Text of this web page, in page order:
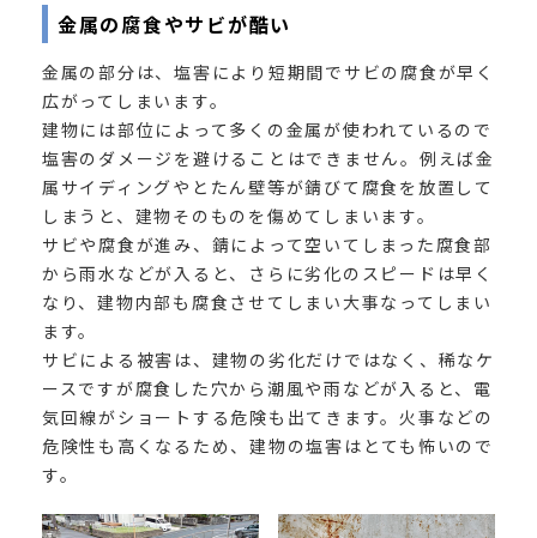
金属の腐食やサビが酷い
金属の部分は、塩害により短期間でサビの腐食が早く
広がってしまいます。
建物には部位によって多くの金属が使われているので
塩害のダメージを避けることはできません。例えば金
属サイディングやとたん壁等が錆びて腐食を放置して
しまうと、建物そのものを傷めてしまいます。
サビや腐食が進み、錆によって空いてしまった腐食部
から雨水などが入ると、さらに劣化のスピードは早く
なり、建物内部も腐食させてしまい大事なってしまい
ます。
サビによる被害は、建物の劣化だけではなく、稀なケ
ースですが腐食した穴から潮風や雨などが入ると、電
気回線がショートする危険も出てきます。火事などの
危険性も高くなるため、建物の塩害はとても怖いので
す。